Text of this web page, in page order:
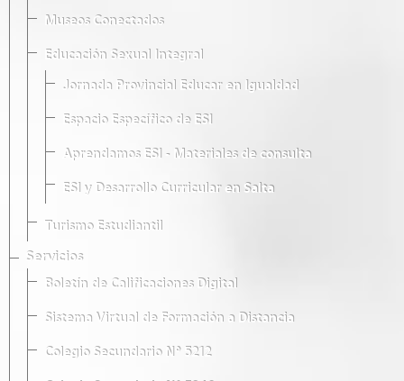
Museos Conectados
Educación Sexual Integral
Jornada Provincial Educar en Igualdad
Espacio Específico de ESI
Aprendamos ESI - Materiales de consulta
ESI y Desarrollo Curricular en Salta
Turismo Estudiantil
Servicios
Boletín de Calificaciones Digital
Sistema Virtual de Formación a Distancia
Colegio Secundario Nº 5212